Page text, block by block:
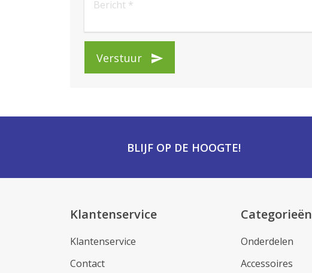
Verstuur
BLIJF OP DE HOOGTE!
Klantenservice
Klantenservice
Contact
Categorieën
Onderdelen
Accessoires